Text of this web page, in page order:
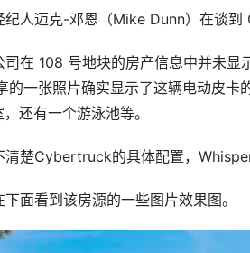
纪人迈克-邓恩（Mike Dunn）在谈
司在 108 号地块的房产信息中并未
的一张照片确实显示了这辆电动皮
还有一个游泳池等。
清楚Cybertruck的具体配置，
面看到该房源的一些图片效果图。